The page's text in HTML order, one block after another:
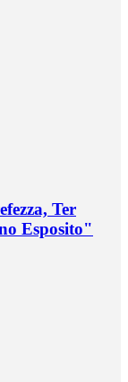
Ter
Esposito"